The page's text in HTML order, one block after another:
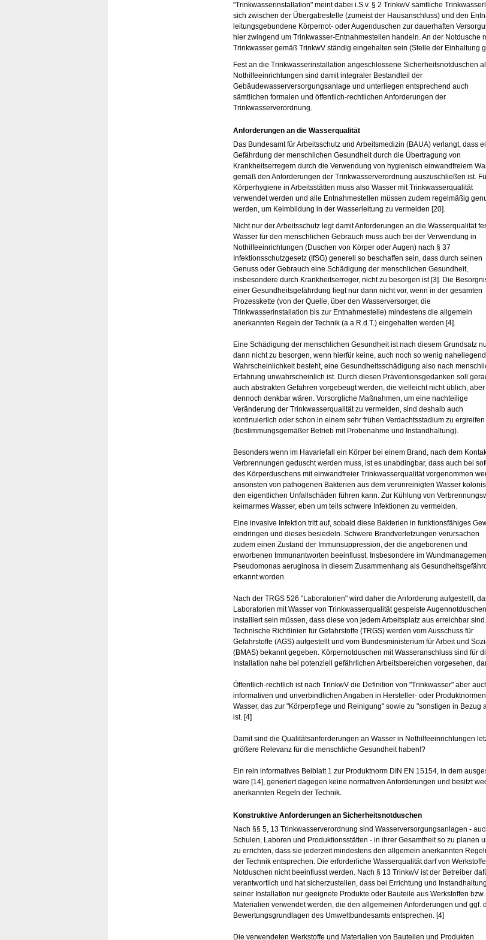
"Trinkwasserinstallation" meint dabei i.S.v. § 2 TrinkwV sämtliche
sich zwischen der Übergabestelle (zumeist der Hausanschluss) und den
leitungsgebundene Körpernot- oder Augenduschen zur dauerhaften
hier zwingend um Trinkwasser-Entnahmestellen handeln. An der
Trinkwasser gemäß TrinkwV ständig eingehalten sein (Stelle der Einhaltung
Fest an die Trinkwasserinstallation angeschlossene Sicherheitsnotduschen
Nothilfeeinrichtungen sind damit integraler Bestandteil der
Gebäudewasserversorgungsanlage und unterliegen entsprechend auch
sämtlichen formalen und öffentlich-rechtlichen Anforderungen der
Trinkwasserverordnung.
Anforderungen an die Wasserqualität
Das Bundesamt für Arbeitsschutz und Arbeitsmedizin (BAUA) verlangt, dass
Gefährdung der menschlichen Gesundheit durch die Übertragung von
Krankheitserregern durch die Verwendung von hygienisch einwandfreiem
gemäß den Anforderungen der Trinkwasserverordnung auszuschließen ist.
Körperhygiene in Arbeitsstätten muss also Wasser mit Trinkwasserqualität
verwendet werden und alle Entnahmestellen müssen zudem regelmäßig
werden, um Keimbildung in der Wasserleitung zu vermeiden [20].
Nicht nur der Arbeitsschutz legt damit Anforderungen an die Wasserqualität
Wasser für den menschlichen Gebrauch muss auch bei der Verwendung in
Nothilfeeinrichtungen (Duschen von Körper oder Augen) nach § 37
Infektionsschutzgesetz (IfSG) generell so beschaffen sein, dass durch seinen
Genuss oder Gebrauch eine Schädigung der menschlichen Gesundheit,
insbesondere durch Krankheitserreger, nicht zu besorgen ist [3]. Die
einer Gesundheitsgefährdung liegt nur dann nicht vor, wenn in der gesamten
Prozesskette (von der Quelle, über den Wasserversorger, die
Trinkwasserinstallation bis zur Entnahmestelle) mindestens die allgemein
anerkannten Regeln der Technik (a.a.R.d.T.) eingehalten werden [4].
Eine Schädigung der menschlichen Gesundheit ist nach diesem Grundsatz
dann nicht zu besorgen, wenn hierfür keine, auch noch so wenig
Wahrscheinlichkeit besteht, eine Gesundheitsschädigung also nach
Erfahrung unwahrscheinlich ist. Durch diesen Präventionsgedanken soll
auch abstrakten Gefahren vorgebeugt werden, die vielleicht nicht üblich, aber
dennoch denkbar wären. Vorsorgliche Maßnahmen, um eine nachteilige
Veränderung der Trinkwasserqualität zu vermeiden, sind deshalb auch
kontinuierlich oder schon in einem sehr frühen Verdachtsstadium zu ergreifen
(bestimmungsgemäßer Betrieb mit Probenahme und Instandhaltung).
Besonders wenn im Havariefall ein Körper bei einem Brand, nach dem
Verbrennungen geduscht werden muss, ist es unabdingbar, dass auch bei
des Körperduschens mit einwandfreier Trinkwasserqualität vorgenommen
ansonsten von pathogenen Bakterien aus dem verunreinigten Wasser
den eigentlichen Unfallschäden führen kann. Zur Kühlung von
keimarmes Wasser, eben um teils schwere Infektionen zu vermeiden.
Eine invasive Infektion tritt auf, sobald diese Bakterien in funktionsfähiges
eindringen und dieses besiedeln. Schwere Brandverletzungen verursachen
zudem einen Zustand der Immunsuppression, der die angeborenen und
erworbenen Immunantworten beeinflusst. Insbesondere im
Pseudomonas aeruginosa in diesem Zusammenhang als
erkannt worden.
Nach der TRGS 526 "Laboratorien" wird daher die Anforderung aufgestellt,
Laboratorien mit Wasser von Trinkwasserqualität gespeiste
installiert sein müssen, dass diese von jedem Arbeitsplatz aus erreichbar
Technische Richtlinien für Gefahrstoffe (TRGS) werden vom Ausschuss für
Gefahrstoffe (AGS) aufgestellt und vom Bundesministerium für Arbeit und
(BMAS) bekannt gegeben. Körpernotduschen mit Wasseranschluss sind für
Installation nahe bei potenziell gefährlichen Arbeitsbereichen vorgesehen,
Öffentlich-rechtlich ist nach TrinkwV die Definition von "Trinkwasser" aber
informativen und unverbindlichen Angaben in Hersteller- oder
Wasser, das zur "Körperpflege und Reinigung" sowie zu "sonstigen in
ist. [4]
Damit sind die Qualitätsanforderungen an Wasser in Nothilfeeinrichtungen
größere Relevanz für die menschliche Gesundheit haben!?
Ein rein informatives Beiblatt 1 zur Produktnorm DIN EN 15154, in dem
wäre [14], generiert dagegen keine normativen Anforderungen und besitzt
anerkannten Regeln der Technik.
Konstruktive Anforderungen an Sicherheitsnotduschen
Nach §§ 5, 13 Trinkwasserverordnung sind Wasserversorgungsanlagen -
Schulen, Laboren und Produktionsstätten - in ihrer Gesamtheit so zu planen
zu errichten, dass sie jederzeit mindestens den allgemein anerkannten
der Technik entsprechen. Die erforderliche Wasserqualität darf von
Notduschen nicht beeinflusst werden. Nach § 13 TrinkwV ist der Betreiber
verantwortlich und hat sicherzustellen, dass bei Errichtung und Instandhaltung
seiner Installation nur geeignete Produkte oder Bauteile aus Werkstoffen bzw.
Materialien verwendet werden, die den allgemeinen Anforderungen und ggf.
Bewertungsgrundlagen des Umweltbundesamts entsprechen. [4]
Die verwendeten Werkstoffe und Materialien von Bauteilen und Produkten